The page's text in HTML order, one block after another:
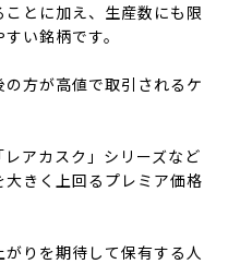
とに加え、生産数にも限
い銘柄です。
方が高値で取引されるケ
アカスク」シリーズなど
きく上回るプレミア価格
りを期待して保有する人